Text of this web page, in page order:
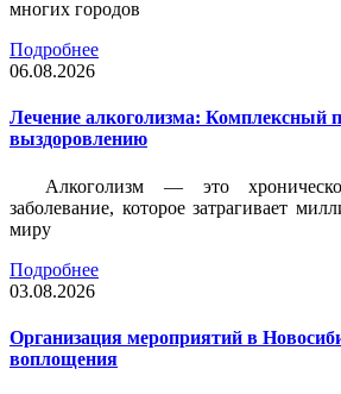
многих городов
Подробнее
06.08.2026
Лечение алкоголизма: Комплексный
выздоровлению
Алкоголизм — это
заболевание, которое затрагивает
миру
Подробнее
03.08.2026
Организация мероприятий в
воплощения